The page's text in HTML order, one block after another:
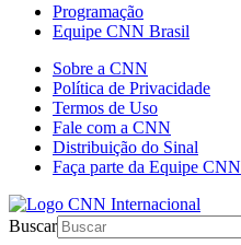
Programação
Equipe CNN Brasil
Sobre a CNN
Política de Privacidade
Termos de Uso
Fale com a CNN
Distribuição do Sinal
Faça parte da Equipe CNN
Buscar